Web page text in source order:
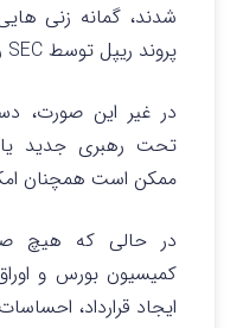
شدند، گمانه زنی
پروند ریپل توسط SEC را افزایش می دهد.
در غیر این صورت،
تحت رهبری جدید یا
ممکن است همچنان
در حالی که هیچ
کمیسیون بورس و
ایجاد قرارداد،